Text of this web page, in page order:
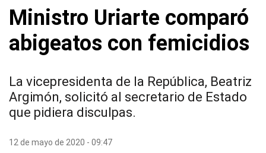
Ministro Uriarte comparó
abigeatos con femicidios
La vicepresidenta de la República, Beatriz
Argimón, solicitó al secretario de Estado
que pidiera disculpas.
12 de mayo de 2020 - 09:47